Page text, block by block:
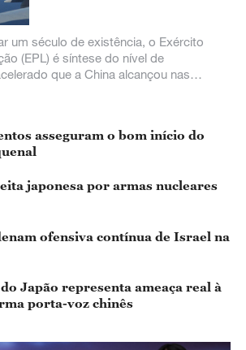
um século de existência, o Exército
(EPL) é síntese do nível de
que a China alcançou nas
asseguram o bom início do
japonesa por armas nucleares
ofensiva contínua de Israel na
Japão representa ameaça real à
porta-voz chinês